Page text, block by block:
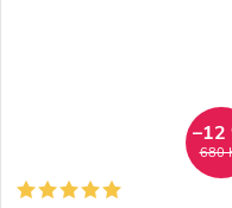
680
–12